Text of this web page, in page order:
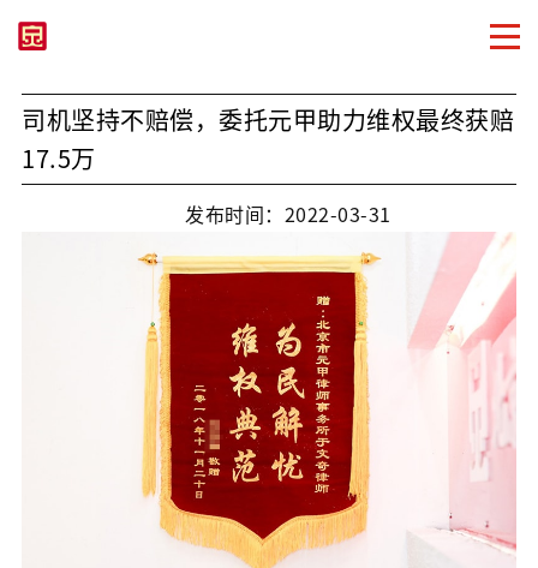
司机坚持不赔偿，委托元甲助力维权最终获赔
17.5万
发布时间：2022-03-31